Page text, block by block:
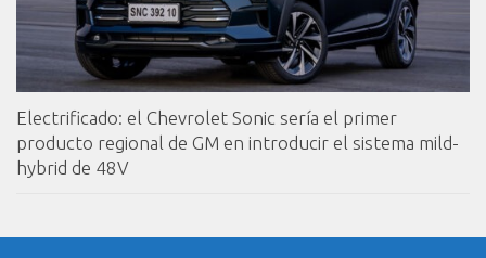
Electrificado: el Chevrolet Sonic sería el primer
producto regional de GM en introducir el sistema mild-
hybrid de 48V